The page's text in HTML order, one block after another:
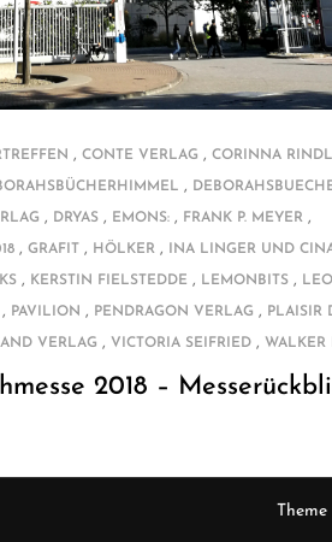
, CONTE VERLAG , CORINNA
,
, DRYAS , EMONS: , FRANK P. MEYER ,
, GRAFIT , HÖLKER , INA LINGER UND
, KERSTIN FIELSTEDDE , LEMONBITS ,
PAVILION , PENDRAGON VERLAG , PLAISIR
VERLAG , VICTORIA SEIFRIED, WALKER
2018 –